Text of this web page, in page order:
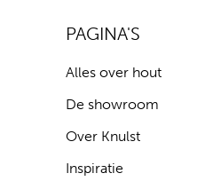
PAGINA'S
Alles over hout
De showroom
Over Knulst
Inspiratie